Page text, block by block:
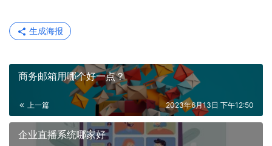
生成海报
商务邮箱用哪个好一点？
上一篇 2023年6月13日 下午12:50
企业直播系统哪家好